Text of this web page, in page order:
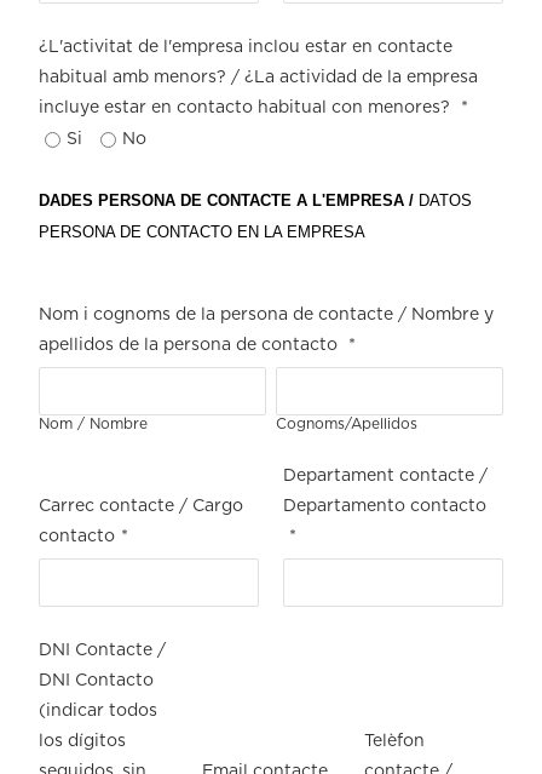
¿L'activitat de l'empresa inclou estar en contacte
habitual amb menors? / ¿La actividad de la empresa
incluye estar en contacto habitual con menores?
*
Si
No
DADES PERSONA DE CONTACTE A L'EMPRESA / DATOS
PERSONA DE CONTACTO EN LA EMPRESA
Nom i cognoms de la persona de contacte / Nombre y
apellidos de la persona de contacto
*
Nom / Nombre Cognoms/Apellidos
Carrec contacte / Cargo
contacto *
Departament contacte /
Departamento contacto
*
DNI Contacte /
DNI Contacto
(indicar todos
los dígitos
Telèfon